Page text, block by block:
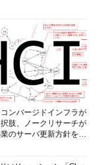
ンバージドインフラが
肢、ノークリサーチが
のサーバ更新方針を調